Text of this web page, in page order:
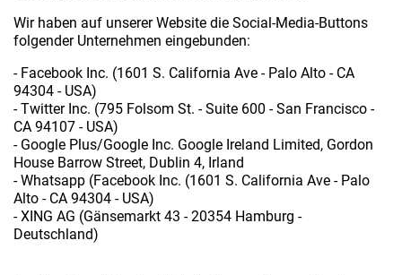
Wir haben auf unserer Website die Social-Media-Buttons
folgender Unternehmen eingebunden:
- Facebook Inc. (1601 S. California Ave - Palo Alto - CA
94304 - USA)
- Twitter Inc. (795 Folsom St. - Suite 600 - San Francisco -
CA 94107 - USA)
- Google Plus/Google Inc. Google Ireland Limited, Gordon
House Barrow Street, Dublin 4, Irland
- Whatsapp (Facebook Inc. (1601 S. California Ave - Palo
Alto - CA 94304 - USA)
- XING AG (Gänsemarkt 43 - 20354 Hamburg -
Deutschland)